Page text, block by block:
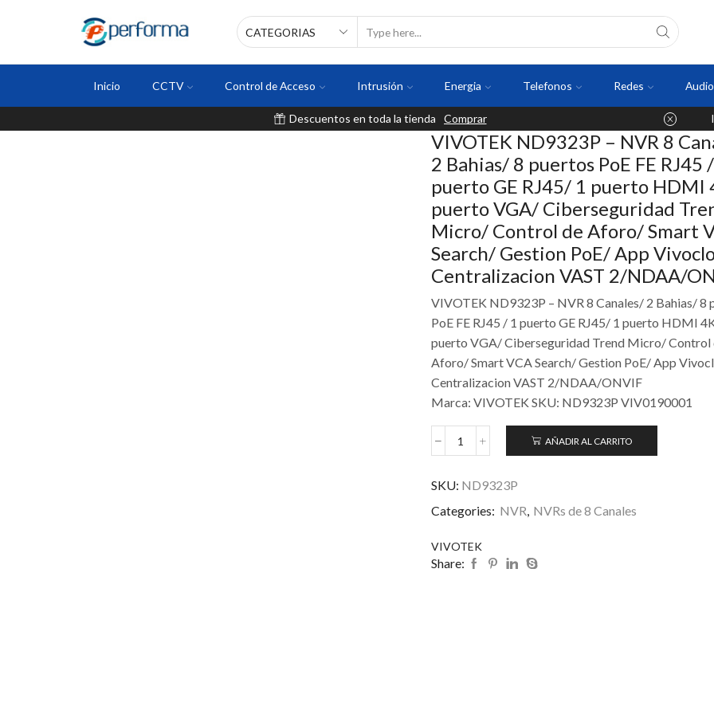
Inicio CCTV Control de Acceso Intrusión Energia Telefonos Redes Audio
Descuentos en toda la tienda Comprar
VIVOTEK ND9323P – NVR 8
2 Bahias/ 8 puertos PoE FE RJ45
puerto GE RJ45/ 1 puerto HDMI
puerto VGA/ Ciberseguridad
Micro/ Control de Aforo/ Smart
Search/ Gestion PoE/ App
Centralizacion VAST 2/NDAA/
VIVOTEK ND9323P – NVR 8 Canales/ 2 Bahias/ 8
PoE FE RJ45 / 1 puerto GE RJ45/ 1 puerto HDMI
puerto VGA/ Ciberseguridad Trend Micro/ Control
Aforo/ Smart VCA Search/ Gestion PoE/ App
Centralizacion VAST 2/NDAA/ONVIF
Marca: VIVOTEK SKU: ND9323P VIV0190001
AÑADIR AL CARRITO
SKU: ND9323P
Categories: NVR, NVRs de 8 Canales
VIVOTEK
Share: